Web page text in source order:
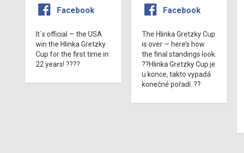
Facebook
It´s official — the USA
win the Hlinka Gretzky
Cup for the first time in
22 years! ????
Facebook
The Hlinka Gretzky Cup
is over — here’s how
the final standings look.
??Hlinka Gretzky Cup je
u konce, takto vypadá
konečné pořadí. ??